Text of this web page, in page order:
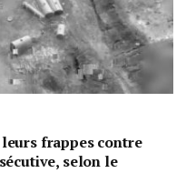
frappes contre
selon le